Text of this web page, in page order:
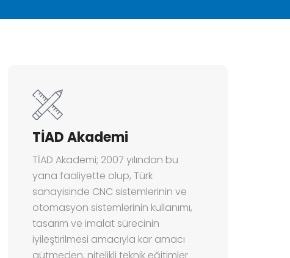
TİAD Akademi
TİAD Akademi; 2007 yılından bu
yana faaliyette olup, Türk
sanayisinde CNC sistemlerinin ve
otomasyon sistemlerinin kullanımı,
tasarım ve imalat sürecinin
iyileştirilmesi amacıyla kar amacı